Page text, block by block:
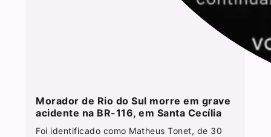
Morador de Rio do Sul morre em grave
acidente na BR-116, em Santa Cecília
Foi identificado como Matheus Tonet, de 30